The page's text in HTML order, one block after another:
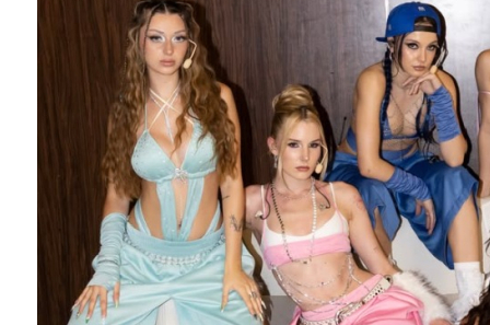
MERCAN KÖŞK dizisinin afişi hazır